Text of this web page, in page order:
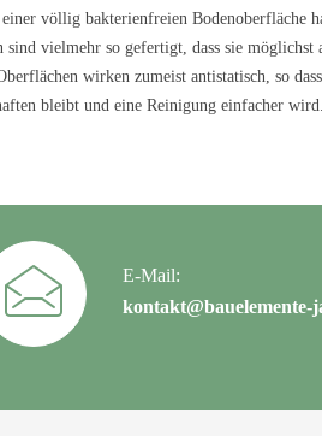
völlig bakterienfreien Bodenoberfläche
sind vielmehr so gefertigt, dass sie möglichst
wirken zumeist antistatisch, so
bleibt und eine Reinigung einfacher wird.
E-Mail:
kontakt@bauelemente-